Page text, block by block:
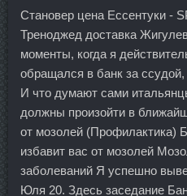
Становер цена Ессентуки -
Треноджед доставка
моменты, когда я
обращался в банк за
И что думают сами
должны произойти в
от мозолей (Профилактика)
избавит вас от мозолей
заболеваний Я успешно
Юля 20. Здесь заседание